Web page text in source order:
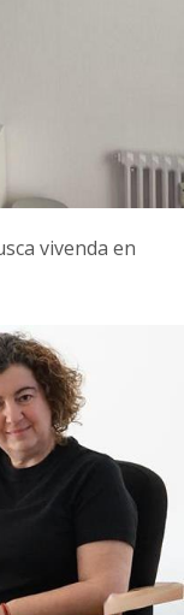
vivenda en